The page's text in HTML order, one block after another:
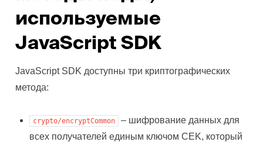
используемые
JavaScript SDK
JavaScript SDK доступны три криптографических
метода:
crypto/encryptCommon
– шифрование данных для
всех получателей единым ключом CEK, который